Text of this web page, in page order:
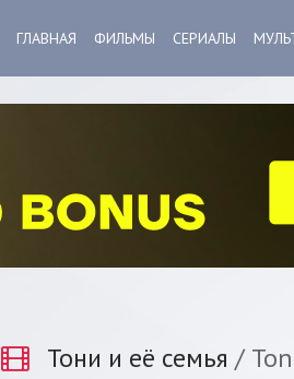
ГЛАВНАЯ ФИЛЬМЫ СЕРИАЛЫ
Тони и её семья /